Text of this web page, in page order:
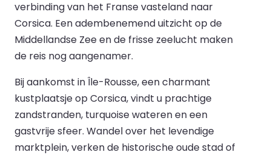
verbinding van het Franse vasteland naar
Corsica. Een adembenemend uitzicht op de
Middellandse Zee en de frisse zeelucht maken
de reis nog aangenamer.
Bij aankomst in Île-Rousse, een charmant
kustplaatsje op Corsica, vindt u prachtige
zandstranden, turquoise wateren en een
gastvrije sfeer. Wandel over het levendige
marktplein, verken de historische oude stad of